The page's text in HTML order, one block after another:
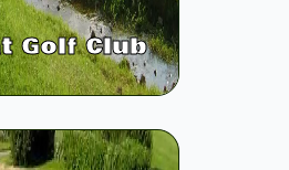
Golf Club